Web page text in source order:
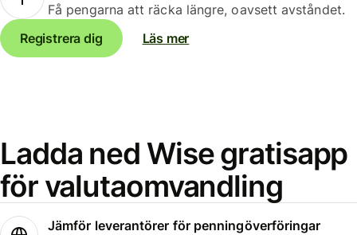
Få pengarna att räcka längre, oavsett avståndet.
Registrera dig
Läs mer
Ladda ned Wise gratisapp
för valutaomvandling
Jämför leverantörer för penningöverföringar